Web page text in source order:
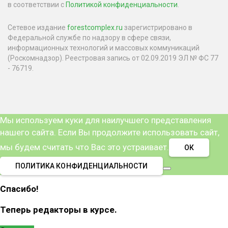
в соответствии с Политикой конфиденциальности.
Сетевое издание forestcomplex.ru зарегистрировано в
Федеральной службе по надзору в сфере связи,
информационных технологий и массовых коммуникаций
(Роскомнадзор). Реестровая запись от 02.09.2019 ЭЛ № ФС 77
- 76719.
Мы используем куки для наилучшего представления
нашего сайта. Если Вы продолжите использовать сайт,
мы будем считать что Вас это устраивает.
ОК
ПОЛИТИКА КОНФИДЕНЦИАЛЬНОСТИ
Спасибо!
Теперь редакторы в курсе.